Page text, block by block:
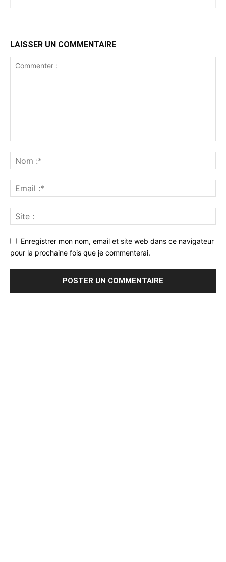
LAISSER UN COMMENTAIRE
Enregistrer mon nom, email et site web dans ce navigateur
pour la prochaine fois que je commenterai.